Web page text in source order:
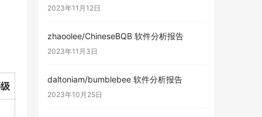
2023年11月12日
zhaoolee/ChineseBQB 软件分析报告
2023年11月3日
daltoniam/bumblebee 软件分析报告
2023年10月25日